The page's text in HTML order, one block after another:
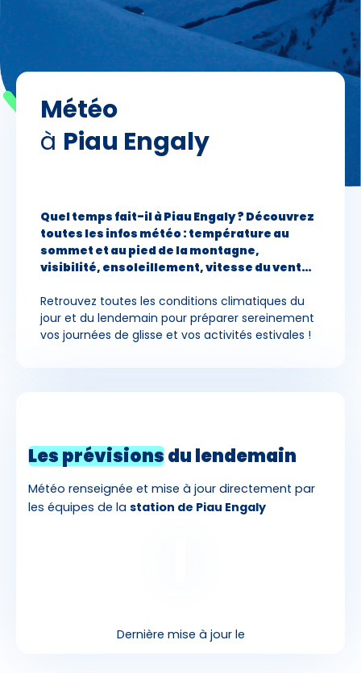
Skieurs
Adultes - +
Enfants
Avec assurance ?
?
Météo
à Piau Engaly
Quel temps fait-il à Piau Engaly ? Découvrez
toutes les infos météo : température au
sommet et au pied de la montagne,
visibilité, ensoleillement, vitesse du vent…
Retrouvez toutes les conditions climatiques du
jour et du lendemain pour préparer sereinement
vos journées de glisse et vos activités estivales !
Les prévisionsdu lendemain
Météo renseignée et mise à jour directement par
les équipes de la station de Piau Engaly
Dernière mise à jour le